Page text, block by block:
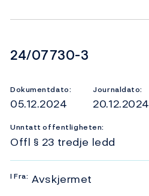
Dokumentnummer
24/07730-3
Dokumentdato:
05.12.2024
Journaldato:
20.12.2024
Unntatt offentligheten:
Offl § 23 tredje ledd
I Fra: Avskjermet